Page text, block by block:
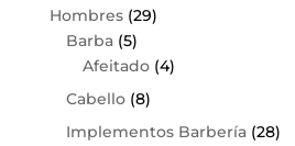
Hombres (29)
Barba (5)
Afeitado (4)
Cabello (8)
Implementos Barbería (28)